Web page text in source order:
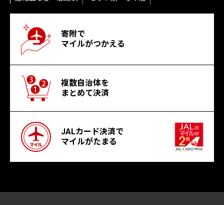
寄附で
マイルがつかえる
複数自治体を
まとめて決済
JALカード決済で
マイルがたまる